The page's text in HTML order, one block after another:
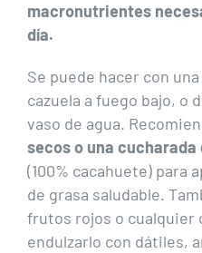
macronutrientes
día.
Se puede hacer con
cazuela a fuego bajo, o
vaso de agua.
secos o una
(100% cacahuete) para
de grasa saludable.
frutos rojos o cualquier
endulzarlo con dátiles,